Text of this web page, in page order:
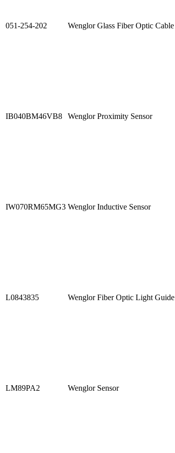
051-254-202 Wenglor Glass Fiber Optic Cable
IB040BM46VB8 Wenglor Proximity Sensor
IW070RM65MG3 Wenglor Inductive Sensor
L0843835 Wenglor Fiber Optic Light Guide
LM89PA2 Wenglor Sensor